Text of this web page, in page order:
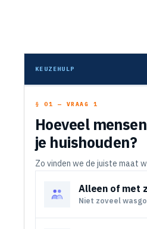
KEUZEHULP
§ 01 — VRAAG 1
Hoeveel
je huishouden?
Zo vinden we de juiste maat
Alleen of met
Niet zoveel